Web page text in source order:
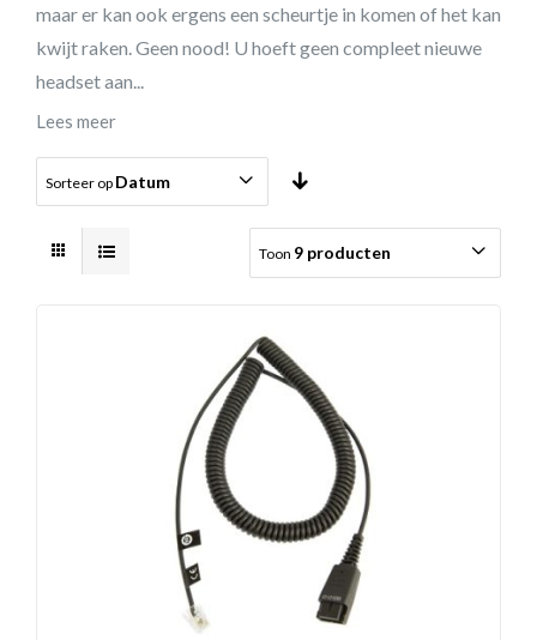
maar er kan ook ergens een scheurtje in komen of het kan
kwijt raken. Geen nood! U hoeft geen compleet nieuwe
headset aan...
Lees meer
Sorteer op Datum
Toon 9 producten